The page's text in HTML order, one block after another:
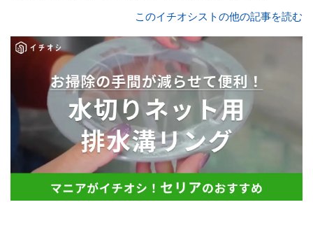
このイチオシストの他の記事を読む